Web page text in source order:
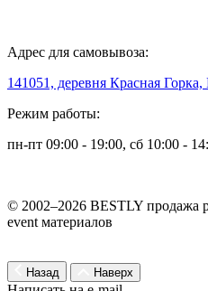
Адрес для самовывоза:
141051, деревня Красная
Режим работы:
пн-пт 09:00 - 19:00, сб 10:00 -
© 2002–2026 BESTLY продажа
event материалов
Назад Наверх